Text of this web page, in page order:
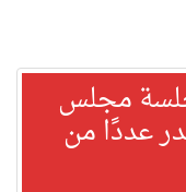
مجلس
عددًا من